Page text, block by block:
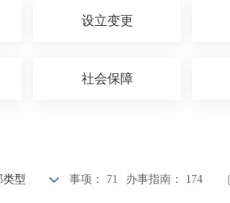
设立变更
社会保障
类型 事项： 71 办事指南： 174